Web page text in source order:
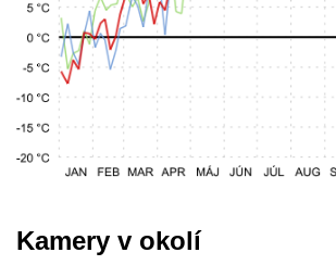
Kamery v okolí